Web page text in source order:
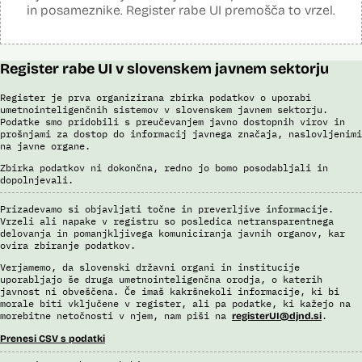
deluje kot dodatna kontrola in temelji na prediktivnem modelu. Vsak
se šteje, da je tvegan VAT-R zahtevek, ki vsebuje vsaj en tvegan
račun. O zahtevkih VAT-R, ki so ocenjeni kot tvegani ali na katerih se
FURS.
V okviru razvoja je bila izvedena analiza in izbor modelov za področje
VAT-R z orodjem SAP Data Intelligence. Narejena je bila analiza
podatkov, izbrani so bili relevantni atributi za modeliranje, pripravljena
je bila učna in testna množica podatkov ter validacijska množica. Z
uporabo funkcionalnosti AutoML je bilo kreiranih cca. 1000 modelov. V
nadaljevanju se v več fazah izloča manj ustrezne modele in na koncu
izbere enega, ki se ga potem uporabi v produkciji.
Viri:
Odgovor na zahtevo za dostop do informacij javnega značaja
Postopek izdelave prediktivnega modela
Povezava na spletno mesto SAP
Dosje javnega naročila (2021)
Dosje javnega naročila (2023)
in posameznike. Register rabe UI premošča to vrzel.
Register rabe UI v slovenskem javnem sektorju
Register je prva organizirana zbirka podatkov o uporabi
umetnointeligenčnih sistemov v slovenskem javnem sektorju.
Podatke smo pridobili s preučevanjem javno dostopnih virov in
prošnjami za dostop do informacij javnega značaja, naslovljenimi
na javne organe.
Zbirka podatkov ni dokončna, redno jo bomo posodabljali in
dopolnjevali.
Prizadevamo si objavljati točne in preverljive informacije.
Vrzeli ali napake v registru so posledica netransparentnega
delovanja in pomanjkljivega komuniciranja javnih organov, kar
ovira zbiranje podatkov.
Verjamemo, da slovenski državni organi in institucije
uporabljajo še druga umetnointeligenčna orodja, o katerih
javnost ni obveščena. Če imaš kakršnekoli informacije, ki bi
morale biti vključene v register, ali pa podatke, ki kažejo na
morebitne netočnosti v njem, nam piši na registerUI@djnd.si.
Prenesi CSV s podatki